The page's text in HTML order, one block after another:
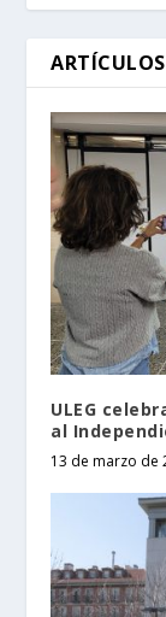
ULEG
al
13 de marzo de